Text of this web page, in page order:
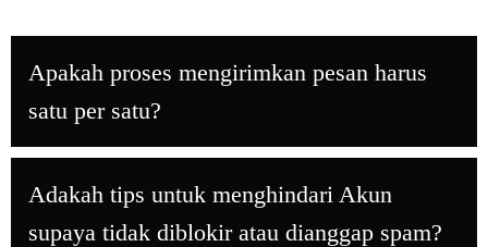
Apakah proses mengirimkan pesan harus
satu per satu?
Adakah tips untuk menghindari Akun
supaya tidak diblokir atau dianggap spam?